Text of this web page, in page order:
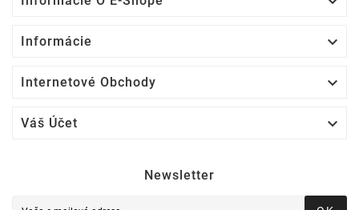
Informácie 
Internetové Obchody 
Váš Účet 
Newsletter